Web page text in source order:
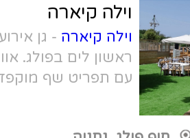
גן אירועים בוטיק וקסום, קו
אווירה טבעית ומיוחדת
מוקפד.